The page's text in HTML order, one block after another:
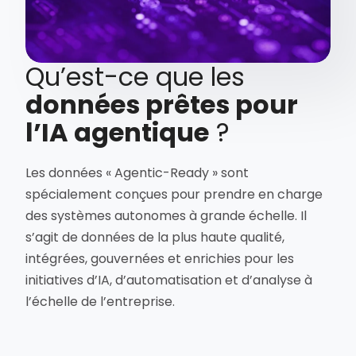
Qu’est-ce que les
données prêtes pour
l’IA agentique ?
Les données « Agentic-Ready » sont
spécialement conçues pour prendre en charge
des systèmes autonomes à grande échelle. Il
s’agit de données de la plus haute qualité,
intégrées, gouvernées et enrichies pour les
initiatives d’IA, d’automatisation et d’analyse à
l’échelle de l’entreprise.